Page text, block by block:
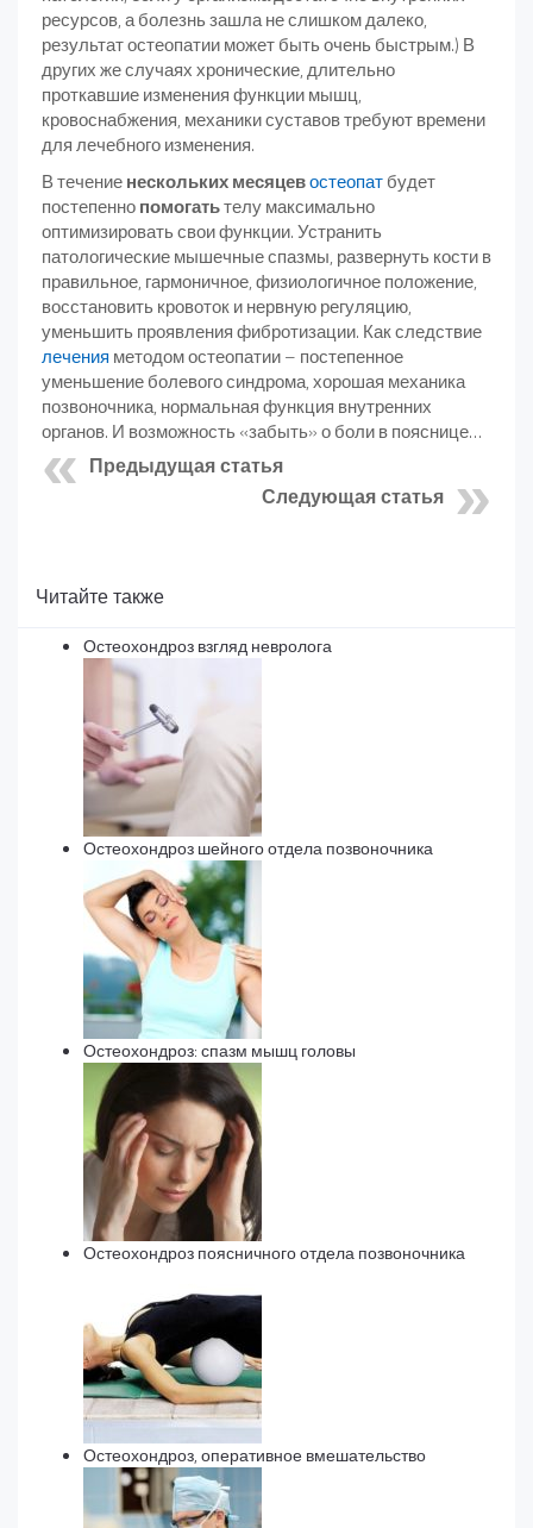
ресурсов, а болезнь зашла не слишком далеко,
результат остеопатии может быть очень быстрым.) В
других же случаях хронические, длительно
проткавшие изменения функции мышц,
кровоснабжения, механики суставов требуют времени
для лечебного изменения.
В течениенескольких месяцевостеопатбудет
постепеннопомогатьтелу максимально
оптимизировать свои функции. Устранить
патологические мышечные спазмы, развернуть кости в
правильное, гармоничное, физиологичное положение,
восстановить кровоток и нервную регуляцию,
уменьшить проявления фибротизации. Как следствие
лечения методом остеопатии – постепенное
уменьшение болевого синдрома, хорошая механика
позвоночника, нормальная функция внутренних
органов. И возможность «забыть» о боли в пояснице…
Предыдущая статья
Следующая статья
Читайте также
Остеохондроз взгляд невролога
Остеохондроз шейного отдела позвоночника
Остеохондроз: спазм мышц головы
Остеохондроз поясничного отдела позвоночника
Остеохондроз, оперативное вмешательство